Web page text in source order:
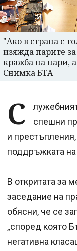
"Ако в страна с
изяжда парите
кражба на пари,
Снимка БТА
С
спешни
и
поддръжката
В откритата за
заседание на
обясни, че се
„според която
негативна